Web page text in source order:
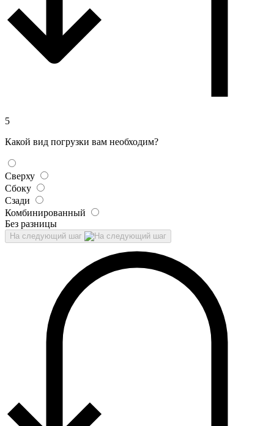
5
Какой вид погрузки вам необходим?
Сверху
Сбоку
Сзади
Комбинированный
Без разницы
На следующий шаг